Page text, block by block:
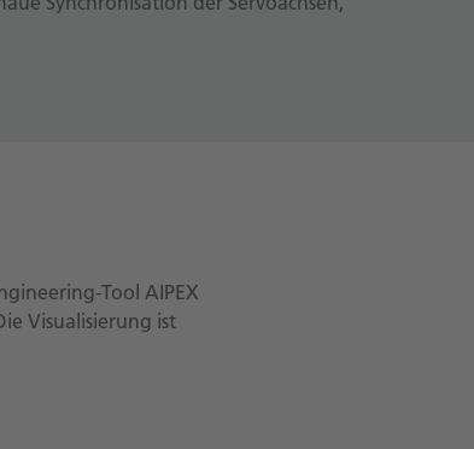
Tool AIPEX
Visualisierung ist